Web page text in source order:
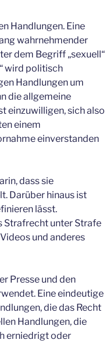
Handlungen. Eine
wahrnehmender
dem Begriff „sexuell“
wird politisch
Handlungen um
die allgemeine
einzuwilligen, sich also
einem
einverstanden
dass sie
Darüber hinaus ist
lässt.
Strafrecht unter Strafe
und anderes
Presse und den
Eine eindeutige
die das Recht
Handlungen, die
erniedrigt oder